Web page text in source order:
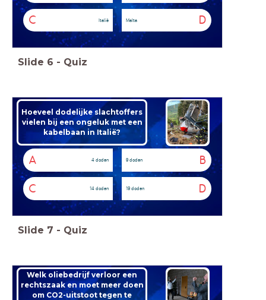
C Italië D
Malta
Slide 6 - Quiz
Hoeveel dodelijke slachtoffers
vielen bij een ongeluk met een
kabelbaan in Italië?
A 4 doden B
9 doden
C 14 doden D
19 doden
Slide 7 - Quiz
Welk oliebedrijf verloor een
rechtszaak en moet meer doen
om CO2-uitstoot tegen te